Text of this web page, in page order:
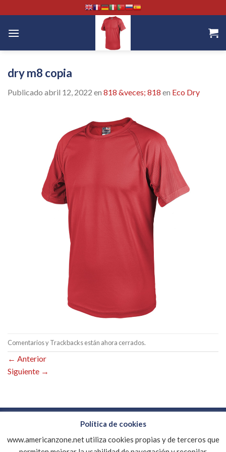
to
content
dry m8 copia
Publicado abril 12, 2022 en 818 &veces; 818 en Eco Dry
Comentarios y Trackbacks están ahora cerrados.
← Anterior
Siguiente →
CONTACTO EMPRESA
DESCARGAR CATALOGO PDF
Política de cookies
www.americanzone.net utiliza cookies propias y de terceros que